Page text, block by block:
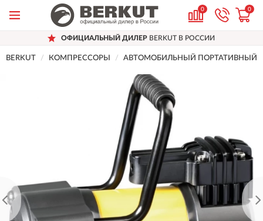
0 0
ОФИЦИАЛЬНЫЙ ДИЛЕРBERKUT В РОССИИ
BERKUT КОМПРЕССОРЫ АВТОМОБИЛЬНЫЙ ПОРТАТИВНЫЙ